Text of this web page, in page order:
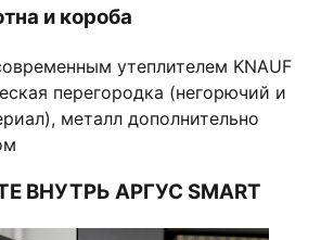
и короба
утеплителем KNAUF
перегородка (негорючий и
металл дополнительно
ВНУТРЬ АРГУС SMART